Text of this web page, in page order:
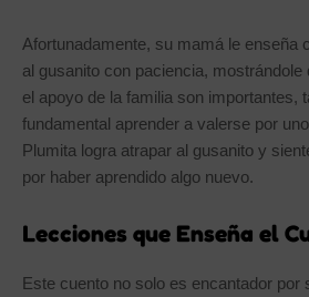
Afortunadamente, su mamá le enseña
al gusanito con paciencia, mostrándole
el apoyo de la familia son importantes,
fundamental aprender a valerse por
Plumita logra atrapar al gusanito y
por haber aprendido algo nuevo.
Lecciones que Enseña el
Este cuento no solo es encantador por